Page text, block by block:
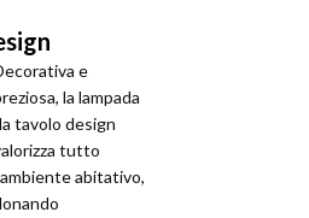
e
la lampada
tavolo design
tutto
abitativo,